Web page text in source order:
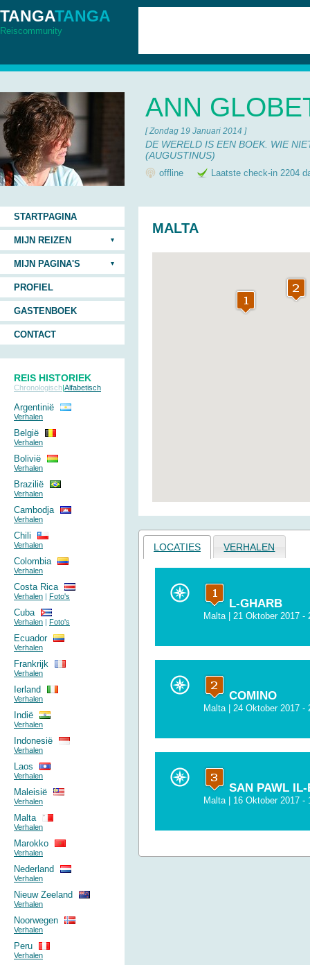
TANGATANGA
Reiscommunity
ANN
[ Zondag 19 Januari 2014 ]
DE WERELD IS EEN BOEK. WIE
(AUGUSTINUS)
offline Laatste check-in 2204
MALTA
LOCATIES VERHALEN
L-GHARB
Malta| 21 Oktober 2017 -
COMINO
Malta| 24 Oktober 2017 -
SAN PAWL
Malta| 16 Oktober 2017 -
STARTPAGINA
MIJN REIZEN
MIJN PAGINA'S
PROFIEL
GASTENBOEK
CONTACT
REIS HISTORIEK
Chronologisch|Alfabetisch
Argentinië
Verhalen
België
Verhalen
Bolivië
Verhalen
Brazilië
Verhalen
Cambodja
Verhalen
Chili
Verhalen
Colombia
Verhalen
Costa Rica
Verhalen | Foto's
Cuba
Verhalen | Foto's
Ecuador
Verhalen
Frankrijk
Verhalen
Ierland
Verhalen
Indië
Verhalen
Indonesië
Verhalen
Laos
Verhalen
Maleisië
Verhalen
Malta
Verhalen
Marokko
Verhalen
Nederland
Verhalen
Nieuw Zeeland
Verhalen
Noorwegen
Verhalen
Peru
Verhalen